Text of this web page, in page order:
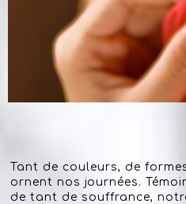
Tant de couleurs, de
ornent nos journées.
de tant de souffrance,